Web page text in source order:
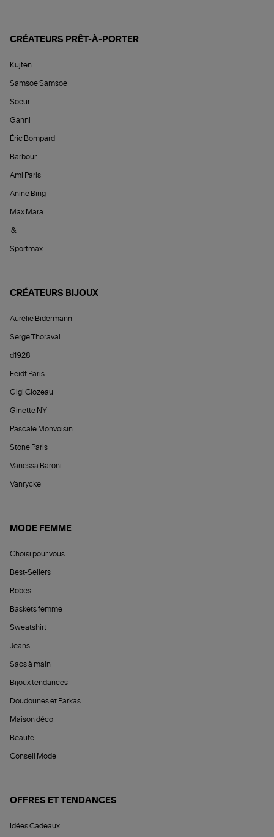
CRÉATEURS PRÊT-À-PORTER
Kujten
Samsoe Samsoe
Soeur
Ganni
Éric Bompard
Barbour
Ami Paris
Anine Bing
Max Mara
&
Sportmax
CRÉATEURS BIJOUX
Aurélie Bidermann
Serge Thoraval
d1928
Feidt Paris
Gigi Clozeau
Ginette NY
Pascale Monvoisin
Stone Paris
Vanessa Baroni
Vanrycke
MODE FEMME
Choisi pour vous
Best-Sellers
Robes
Baskets femme
Sweatshirt
Jeans
Sacs à main
Bijoux tendances
Doudounes et Parkas
Maison déco
Beauté
Conseil Mode
OFFRES ET TENDANCES
Idées Cadeaux